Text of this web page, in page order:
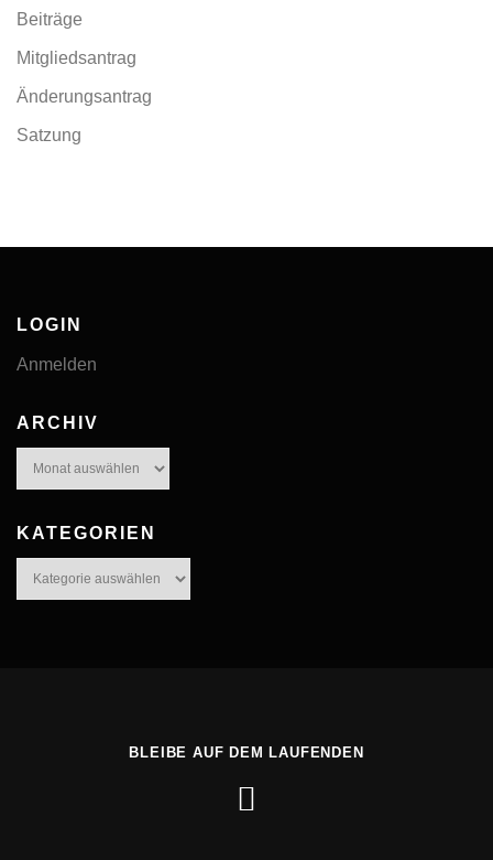
Beiträge
Mitgliedsantrag
Änderungsantrag
Satzung
LOGIN
Anmelden
ARCHIV
KATEGORIEN
BLEIBE AUF DEM LAUFENDEN